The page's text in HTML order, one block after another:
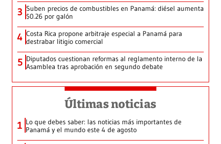
3 Suben precios de combustibles en Panamá: diésel aumenta
$0.26 por galón
4 Costa Rica propone arbitraje especial a Panamá para
destrabar litigio comercial
5 Diputados cuestionan reformas al reglamento interno de la
Asamblea tras aprobación en segundo debate
Últimas noticias
1 Lo que debes saber: las noticias más importantes de
Panamá y el mundo este 4 de agosto